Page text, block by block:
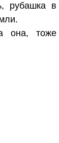
рубашка в
она, тоже